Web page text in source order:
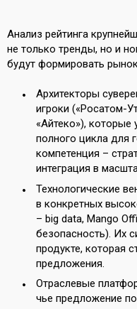
Анализ рейтинга
не только тренды, но и
будут формировать
Архитекторы
игроки («Росатом-
«Айтеко»), которые
полного цикла для
компетенция –
интеграция в
Технологические
в конкретных
– big data, Mango
безопасность). Их
продукте, которая
предложения.
Отраслевые
чье предложение